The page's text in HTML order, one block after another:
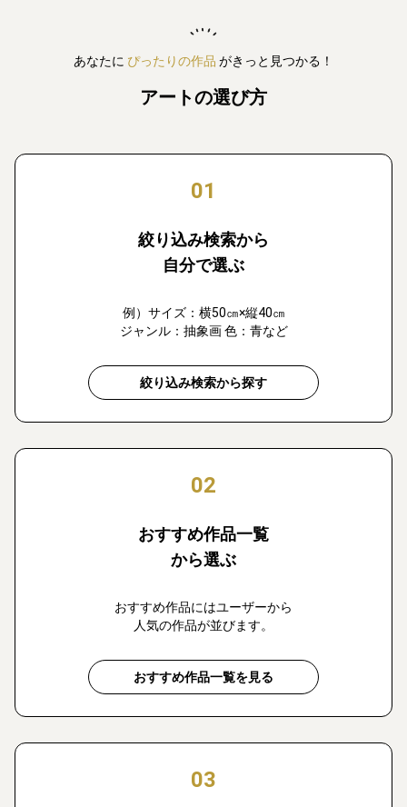
あなたに ぴったりの作品 がきっと見つかる！
アートの選び方
01
絞り込み検索から
自分で選ぶ
例）サイズ：横50㎝×縦40㎝
ジャンル：抽象画 色：青など
絞り込み検索から探す
02
おすすめ作品一覧
から選ぶ
おすすめ作品にはユーザーから
人気の作品が並びます。
おすすめ作品一覧を見る
03